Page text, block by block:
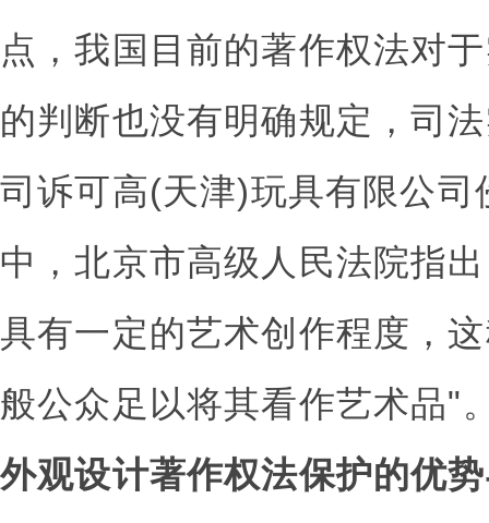
点，我国目前的著作权法对
的判断也没有明确规定，司
司诉可高(天津)玩具有限公
中，北京市高级人民法院指
具有一定的艺术创作程度，
般公众足以将其看作艺术品"
外观设计著作权法保护的优